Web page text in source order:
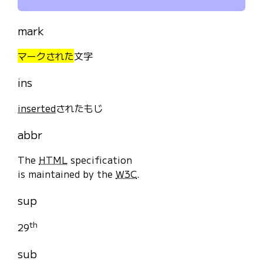
mark
マークされた文字
ins
insertedされたもじ
abbr
The HTML specification
is maintained by the W3C.
sup
29th
sub